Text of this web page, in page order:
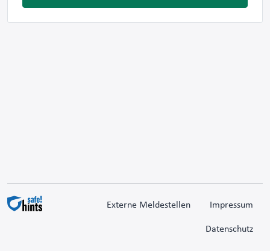
Externe Meldestellen Impressum
Datenschutz